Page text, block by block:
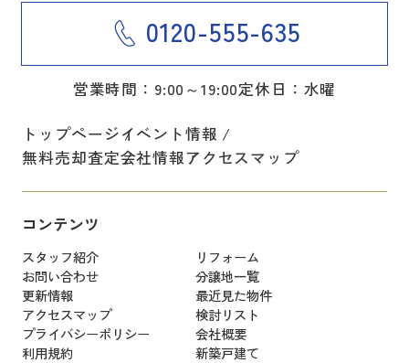
0120-555-635
営業時間：9:00～19:00定休日：水曜
トップページイベント情報
無料売却査定会社情報アクセスマップ
コンテンツ
スタッフ紹介
リフォーム
お問い合わせ
分譲地一覧
更新情報
最近見た物件
アクセスマップ
検討リスト
プライバシーポリシー
会社概要
利用規約
新築戸建て